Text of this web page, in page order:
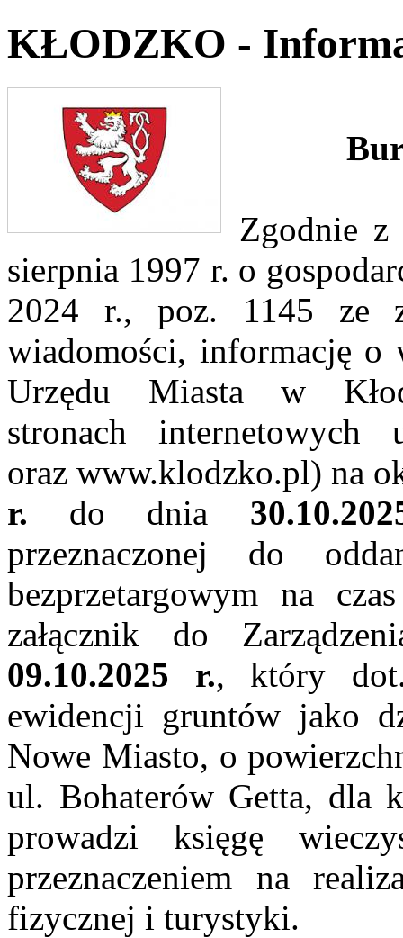
KŁODZKO -
Zgodnie
sierpnia 1997 r. o
2024 r., poz. 1145 ze
wiadomości, informację o
Urzędu Miasta w
stronach internetowych
oraz www.klodzko.pl) na
r. do dnia
przeznaczonej do
bezprzetargowym na
załącznik do
09.10.2025 r., który dot.
ewidencji gruntów jako
Nowe Miasto, o
ul. Bohaterów Getta, dla
prowadzi księgę
przeznaczeniem na
fizycznej i turystyki.